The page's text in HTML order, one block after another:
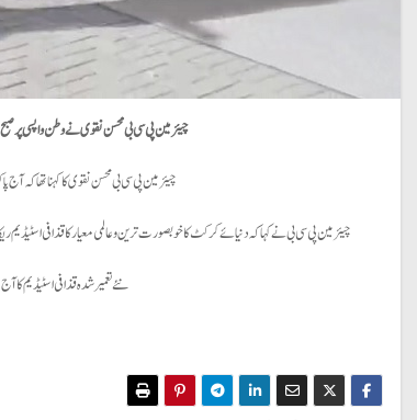
چیئرمین پی سی بی محسن نقوی نے وطن واپسی پر صبح
چیئرمین پی سی بی محسن نقوی کا کہنا تھا کہ
چیئرمین پی سی بی نے کہا کہ دنیائے کرکٹ کا خوبصورت ترین وعالمی معیار کا قذافی
نئے تعمیر شدہ قذافی اسٹیڈیم